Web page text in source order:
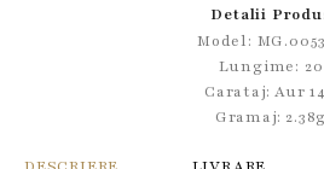
Detalii
Model:
Lungime: 20
Carataj: Aur
Gramaj: 2.38g